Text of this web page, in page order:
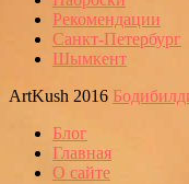
Рекомендации
Санкт-Петербург
Шымкент
ArtKush 2016
Блог
Главная
О сайте